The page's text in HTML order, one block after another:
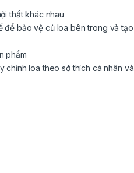
thất khác nhau
để bảo vệ củ loa bên trong và tạo
phẩm
chỉnh loa theo sở thích cá nhân và